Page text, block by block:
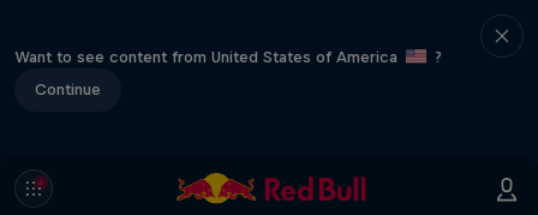
Want to see content from United States of America
?
Continue
Skate Tales